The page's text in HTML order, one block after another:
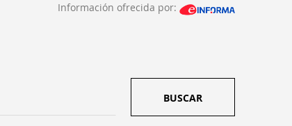
Información ofrecida por:
BUSCAR